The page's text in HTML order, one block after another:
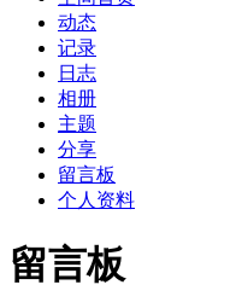
动态
记录
日志
相册
主题
分享
留言板
个人资料
留言板